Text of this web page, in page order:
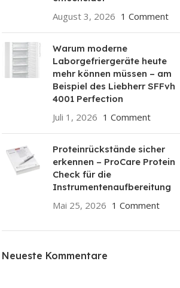
August 3, 2026 1 Comment
Warum moderne
Laborgefriergeräte heute
mehr können müssen – am
Beispiel des Liebherr SFFvh
4001 Perfection
Juli 1, 2026 1 Comment
Proteinrückstände sicher
erkennen – ProCare Protein
Check für die
Instrumentenaufbereitung
Mai 25, 2026 1 Comment
Neueste Kommentare